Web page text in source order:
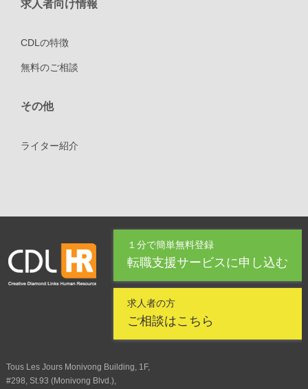
求人者向け情報
CDLの特徴
無料のご相談
その他
ライター紹介
１分で簡単無料登録
転職支援サービスに申し込む
求人者の方
ご相談はこちら
Tous Les Jours Monivong Building, 1F,
#298, St.93 (Monivong Blvd.),